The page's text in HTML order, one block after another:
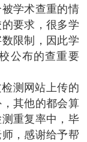
学术查重的情
要求，很多学
限制，因此学
公布的查重要
测网站上传的
其他的都会算
重复率中，毕
，感谢给予帮